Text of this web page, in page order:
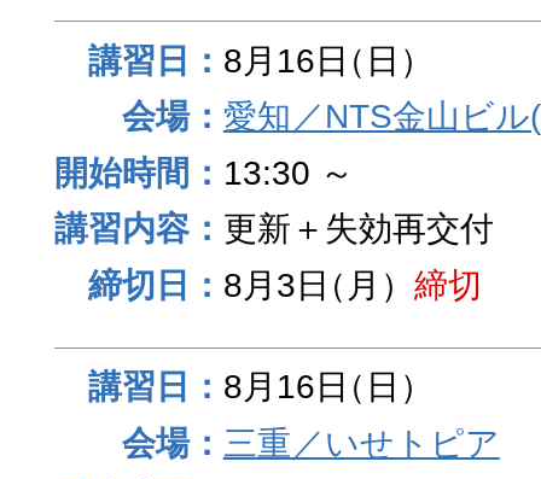
8月16日（日）
愛知／NTS金山ビ
13:30 ～
更新＋失効再交付
8月3日（月） 締切
8月16日（日）
三重／いせトピア